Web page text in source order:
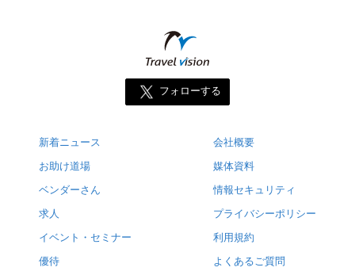
フォローする
新着ニュース
お助け道場
ベンダーさん
求人
イベント・セミナー
優待
会社概要
媒体資料
情報セキュリティ
プライバシーポリシー
利用規約
よくあるご質問